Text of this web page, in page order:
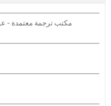
مكتب ترجمة معتمدة -